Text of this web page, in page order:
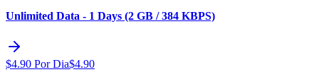
Unlimited Data - 1 Days (2 GB / 384 KBPS)
$4.90 Por Dia$4.90